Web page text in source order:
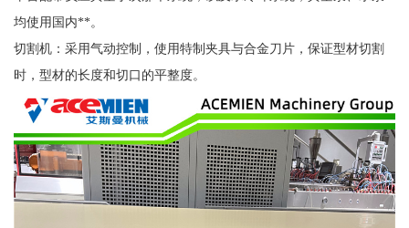
均使用国内**。
切割机：采用气动控制，使用特制夹具与合金刀片，保证型材切割
时，型材的长度和切口的平整度。